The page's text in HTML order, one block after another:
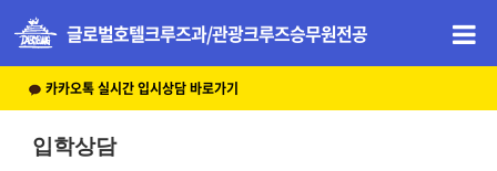
글로벌호텔크루즈과/관광크루즈승무원전공
카카오톡 실시간 입시상담 바로가기
입학상담